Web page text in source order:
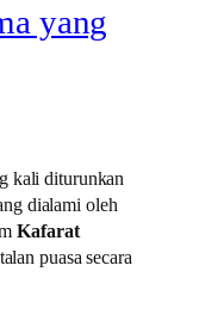
yang
kali diturunkan
dialami oleh
Kafarat
puasa secara